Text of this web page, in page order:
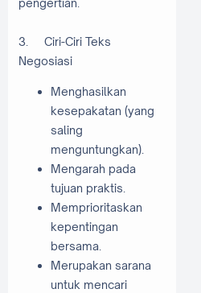
pengertian.
3.
Ciri-Ciri Teks
Negosiasi
Menghasilkan
kesepakatan (yang
saling
menguntungkan).
Mengarah pada
tujuan praktis.
Memprioritaskan
kepentingan
bersama.
Merupakan sarana
untuk mencari